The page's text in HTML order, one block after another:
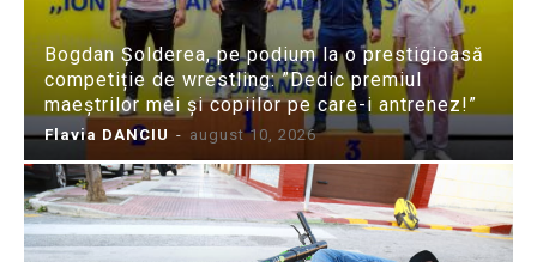
Bogdan Șolderea, pe podium la o prestigioasă
competiție de wrestling: ”Dedic premiul
maeștrilor mei și copiilor pe care-i antrenez!”
Flavia DANCIU - august 10, 2026